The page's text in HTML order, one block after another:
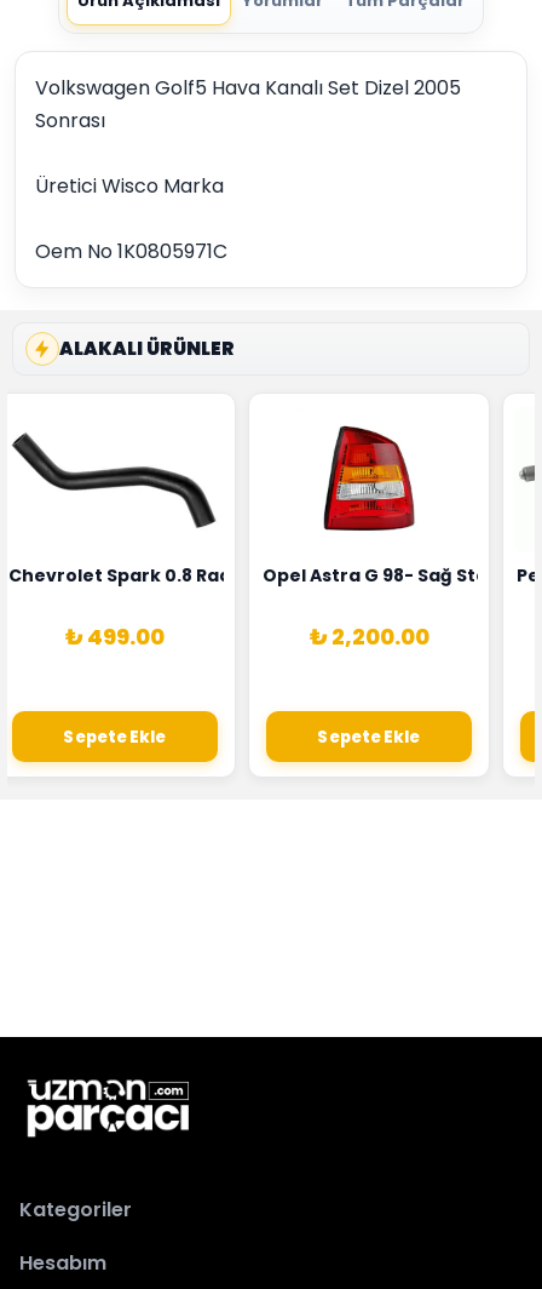
Volkswagen Golf5 Hava Kanalı Set Dizel 2005
Sonrası
Üretici Wisco Marka
Oem No 1K0805971C
ALAKALI ÜRÜNLER
1628HN-0258010081
Alternatörü Valeo Marka 05E903018G
Chevrolet Spark 0.8 Radyatör Üst Hortumu Rapro Marka
₺ 499.00
Sepete Ekle
Opel Astra G 98- Sağ Stop
₺ 2,200.00
Sepete Ekle
Kategoriler
Hesabım